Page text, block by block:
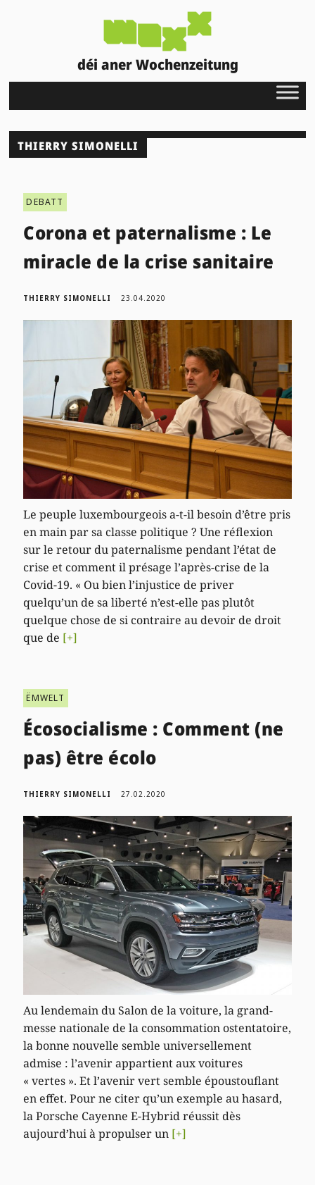
déi aner Wochenzeitung
THIERRY SIMONELLI
DEBATT
Corona et paternalisme : Le
miracle de la crise sanitaire
THIERRY SIMONELLI 23.04.2020
Le peuple luxembourgeois a-t-il besoin d’être pris
en main par sa classe politique ? Une réflexion
sur le retour du paternalisme pendant l’état de
crise et comment il présage l’après-crise de la
Covid-19. « Ou bien l’injustice de priver
quelqu’un de sa liberté n’est-elle pas plutôt
quelque chose de si contraire au devoir de droit
que de [+]
ËMWELT
Écosocialisme : Comment (ne
pas) être écolo
THIERRY SIMONELLI 27.02.2020
Au lendemain du Salon de la voiture, la grand-
messe nationale de la consommation ostentatoire,
la bonne nouvelle semble universellement
admise : l’avenir appartient aux voitures
« vertes ». Et l’avenir vert semble époustouflant
en effet. Pour ne citer qu’un exemple au hasard,
la Porsche Cayenne E-Hybrid réussit dès
aujourd’hui à propulser un [+]